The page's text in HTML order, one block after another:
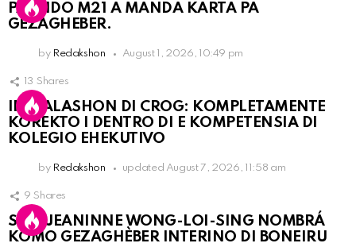
PARTIDO M21 A MANDA KARTA PA
GEZAGHEBER.
by Redakshon August 1, 2026, 10:49 pm
13 Shares
INSTALASHON DI CROG: KOMPLETAMENTE
KOREKTO I DENTRO DI E KOMPETENSIA DI
KOLEGIO EHEKUTIVO
by Redakshon updated August 7, 2026, 11:58 am
9 Shares
SRA. JEANINNE WONG-LOI-SING NOMBRÁ
KOMO GEZAGHÈBER INTERINO DI BONEIRU